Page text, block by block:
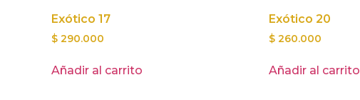
Exótico 17
$ 290.000
Añadir al carrito
Exótico 20
$ 260.000
Añadir al carrito